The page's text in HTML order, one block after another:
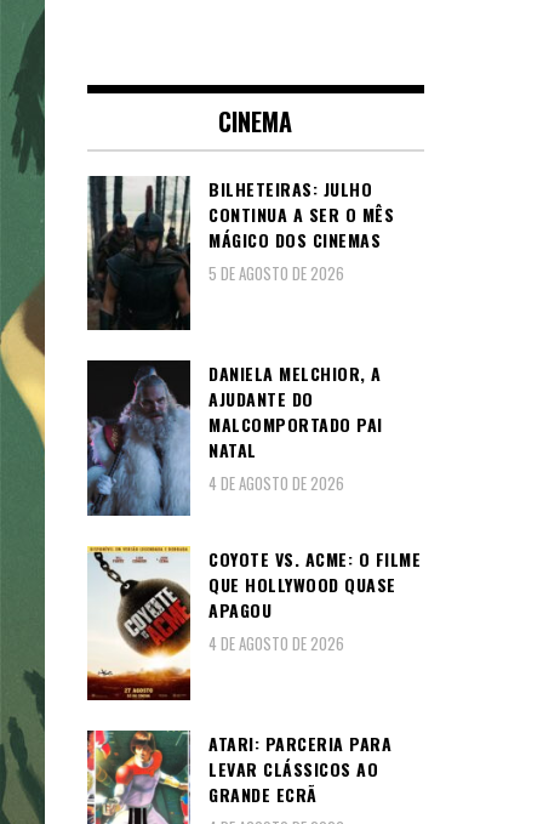
CINEMA
BILHETEIRAS: JULHO
CONTINUA A SER O MÊS
MÁGICO DOS CINEMAS
5 DE AGOSTO DE 2026
DANIELA MELCHIOR, A
AJUDANTE DO
MALCOMPORTADO PAI
NATAL
4 DE AGOSTO DE 2026
COYOTE VS. ACME: O FILME
QUE HOLLYWOOD QUASE
APAGOU
4 DE AGOSTO DE 2026
ATARI: PARCERIA PARA
LEVAR CLÁSSICOS AO
GRANDE ECRÃ